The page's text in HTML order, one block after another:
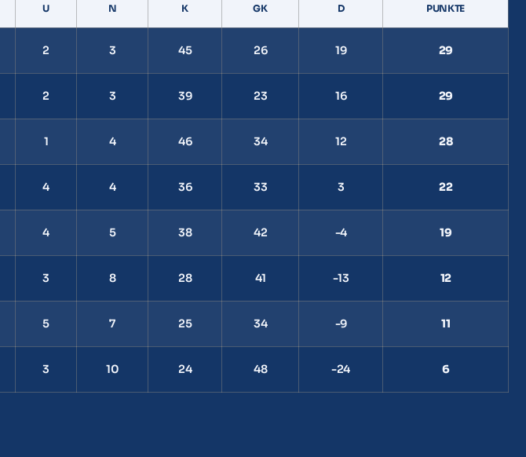
U N K GK D PUNKTE
2 3 45 26 19 29
2 3 39 23 16 29
1 4 46 34 12 28
4 4 36 33 3 22
4 5 38 42 -4 19
3 8 28 41 -13 12
5 7 25 34 -9 11
3 10 24 48 -24 6